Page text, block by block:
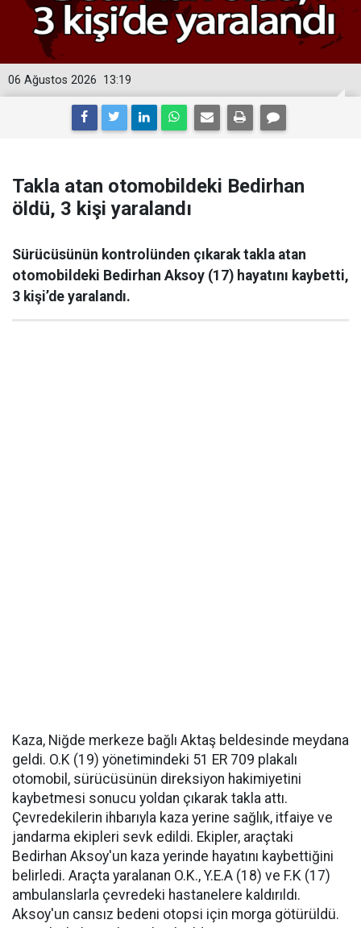
13:19
06 Ağustos 2026
Takla atan otomobildeki Bedirhan
öldü, 3 kişi yaralandı
Sürücüsünün kontrolünden çıkarak takla atan
otomobildeki Bedirhan Aksoy (17) hayatını kaybetti,
3 kişi’de yaralandı.
Kaza, Niğde merkeze bağlı Aktaş beldesinde meydana
geldi. O.K (19) yönetimindeki 51 ER 709 plakalı
otomobil, sürücüsünün direksiyon hakimiyetini
kaybetmesi sonucu yoldan çıkarak takla attı.
Çevredekilerin ihbarıyla kaza yerine sağlık, itfaiye ve
jandarma ekipleri sevk edildi. Ekipler, araçtaki
Bedirhan Aksoy'un kaza yerinde hayatını kaybettiğini
belirledi. Araçta yaralanan O.K., Y.E.A (18) ve F.K (17)
ambulanslarla çevredeki hastanelere kaldırıldı.
Aksoy'un cansız bedeni otopsi için morga götürüldü.